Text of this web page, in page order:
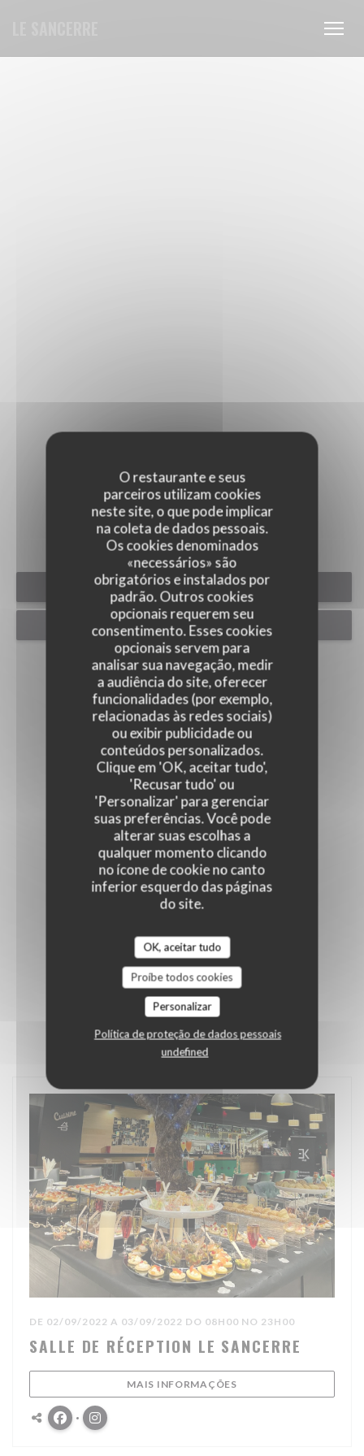
O restaurante e seus
parceiros utilizam cookies
neste site, o que pode implicar
na coleta de dados pessoais.
Os cookies denominados
«necessários» são
obrigatórios e instalados por
padrão. Outros cookies
opcionais requerem seu
consentimento. Esses cookies
opcionais servem para
analisar sua navegação, medir
a audiência do site, oferecer
funcionalidades (por exemplo,
relacionadas às redes sociais)
ou exibir publicidade ou
conteúdos personalizados.
Clique em 'OK, aceitar tudo',
'Recusar tudo' ou
'Personalizar' para gerenciar
suas preferências. Você pode
alterar suas escolhas a
qualquer momento clicando
no ícone de cookie no canto
inferior esquerdo das páginas
do site.
OK, aceitar tudo
Proíbe todos cookies
Personalizar
Política de proteção de dados pessoais
undefined
EVENTOS
RESERVAR UMA MESA
CLIQUE E RECOLHA
DE 02/09/2022 A 03/09/2022 DO 08H00 NO 23H00
SALLE DE RÉCEPTION LE SANCERRE
MAIS INFORMAÇÕES((ABRE NUMA NOVA
Facebook ((abre numa nova janela))
Instagram ((abre numa nova janela))